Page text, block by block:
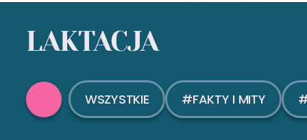
LAKTACJA
WSZYSTKIE #FAKTY I MITY